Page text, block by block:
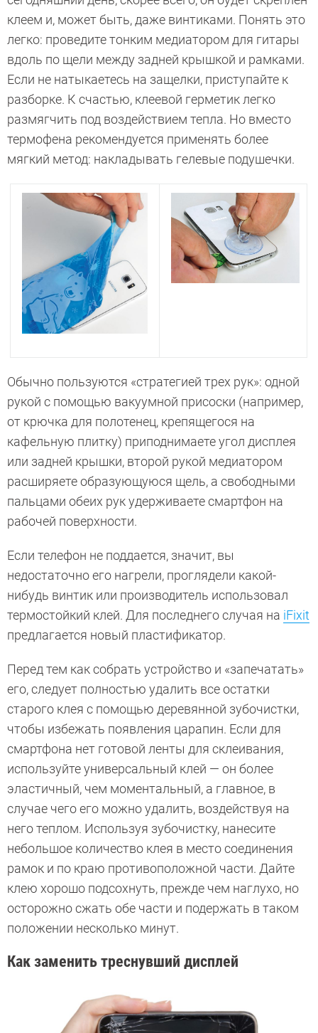
клеем и, может быть, даже винтиками. Понять это
легко: проведите тонким медиатором для гитары
вдоль по щели между задней крышкой и рамками.
Если не натыкаетесь на защелки, приступайте к
разборке. К счастью, клеевой герметик легко
размягчить под воздействием тепла. Но вместо
термофена рекомендуется применять более
мягкий метод: накладывать гелевые подушечки.
Обычно пользуются «стратегией трех рук»: одной
рукой с помощью вакуумной присоски (например,
от крючка для полотенец, крепящегося на
кафельную плитку) приподнимаете угол дисплея
или задней крышки, второй рукой медиатором
расширяете образующуюся щель, а свободными
пальцами обеих рук удерживаете смартфон на
рабочей поверхности.
Если телефон не поддается, значит, вы
недостаточно его нагрели, проглядели какой-
нибудь винтик или производитель использовал
термостойкий клей. Для последнего случая на iFixit
предлагается новый пластификатор.
Перед тем как собрать устройство и «запечатать»
его, следует полностью удалить все остатки
старого клея с помощью деревянной зубочистки,
чтобы избежать появления царапин. Если для
смартфона нет готовой ленты для склеивания,
используйте универсальный клей — он более
эластичный, чем моментальный, а главное, в
случае чего его можно удалить, воздействуя на
него теплом. Используя зубочистку, нанесите
небольшое количество клея в место соединения
рамок и по краю противоположной части. Дайте
клею хорошо подсохнуть, прежде чем наглухо, но
осторожно сжать обе части и подержать в таком
положении несколько минут.
Как заменить треснувший дисплей